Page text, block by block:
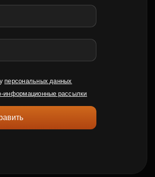
персональных данных
информационные рассылки